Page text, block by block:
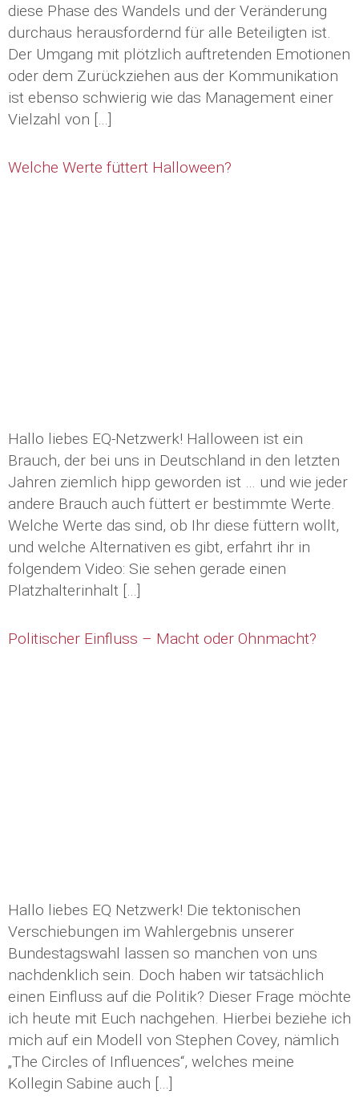
diese Phase des Wandels und der Veränderung
durchaus herausfordernd für alle Beteiligten ist.
Der Umgang mit plötzlich auftretenden Emotionen
oder dem Zurückziehen aus der Kommunikation
ist ebenso schwierig wie das Management einer
Vielzahl von […]
Welche Werte füttert Halloween?
Hallo liebes EQ-Netzwerk! Halloween ist ein
Brauch, der bei uns in Deutschland in den letzten
Jahren ziemlich hipp geworden ist … und wie jeder
andere Brauch auch füttert er bestimmte Werte.
Welche Werte das sind, ob Ihr diese füttern wollt,
und welche Alternativen es gibt, erfahrt ihr in
folgendem Video: Sie sehen gerade einen
Platzhalterinhalt […]
Politischer Einfluss – Macht oder Ohnmacht?
Hallo liebes EQ Netzwerk! Die tektonischen
Verschiebungen im Wahlergebnis unserer
Bundestagswahl lassen so manchen von uns
nachdenklich sein. Doch haben wir tatsächlich
einen Einfluss auf die Politik? Dieser Frage möchte
ich heute mit Euch nachgehen. Hierbei beziehe ich
mich auf ein Modell von Stephen Covey, nämlich
„The Circles of Influences“, welches meine
Kollegin Sabine auch […]